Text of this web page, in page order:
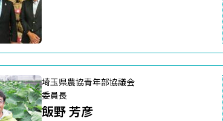
埼玉県農協青年部協議会
委員長
飯野 芳彦